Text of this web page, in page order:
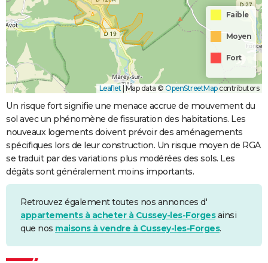
Faible
Moyen
Fort
Leaflet Map data © OpenStreetMapcontributors
Un risque fort signifie une menace accrue de mouvement du
sol avec un phénomène de fissuration des habitations. Les
nouveaux logements doivent prévoir des aménagements
spécifiques lors de leur construction. Un risque moyen de RGA
se traduit par des variations plus modérées des sols. Les
dégâts sont généralement moins importants.
Retrouvez également toutes nos annonces d'
appartements à acheter à Cussey-les-Forgesainsi
que nos maisons à vendre à Cussey-les-Forges.